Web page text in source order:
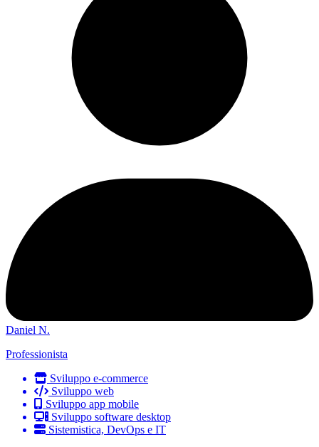
Daniel N.
Professionista
Sviluppo e-commerce
Sviluppo web
Sviluppo app mobile
Sviluppo software desktop
Sistemistica, DevOps e IT